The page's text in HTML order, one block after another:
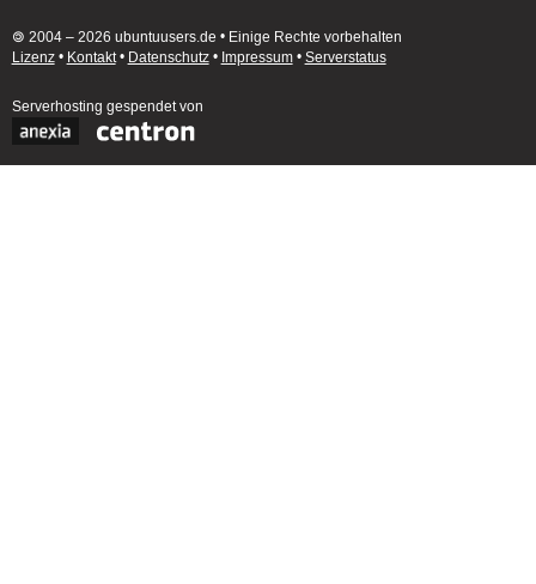
🄯 2004 – 2026 ubuntuusers.de • Einige Rechte vorbehalten
Lizenz• Kontakt• Datenschutz• Impressum• Serverstatus
Serverhosting gespendet von